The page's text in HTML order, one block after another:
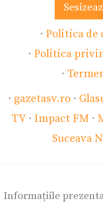
· Politica
· Politica
·
· gazetasv.ro ·
TV · Impact FM ·
Suceava
Informațiile